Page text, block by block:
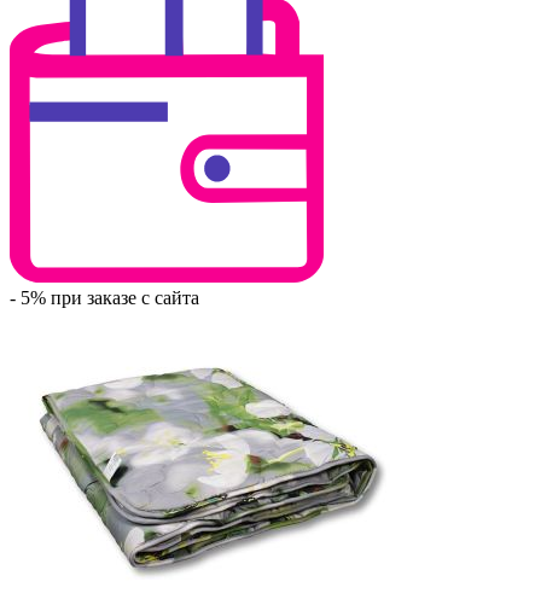
- 5% при заказе с сайта